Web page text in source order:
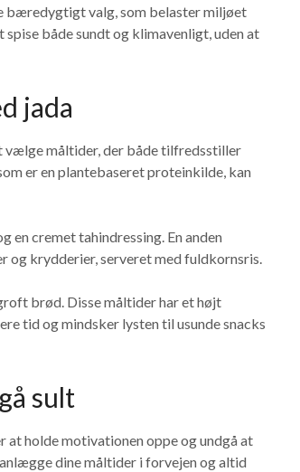
bæredygtigt valg, som belaster miljøet
både sundt og klimavenligt, uden at
jada
måltider, der både tilfredsstiller
er en plantebaseret proteinkilde, kan
en cremet tahindressing. En anden
og krydderier, serveret med fuldkornsris.
brød. Disse måltider har et højt
tid og mindsker lysten til usunde snacks
sult
at holde motivationen oppe og undgå at
dine måltider i forvejen og altid